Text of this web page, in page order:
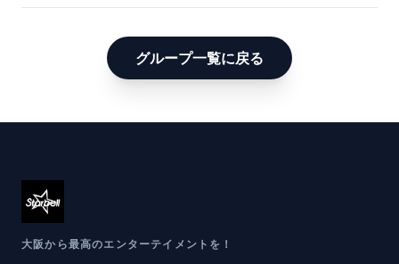
グループ一覧に戻る
大阪から最高のエンターテイメントを！